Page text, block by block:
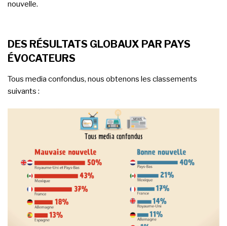
nouvelle.
DES RÉSULTATS GLOBAUX PAR PAYS
ÉVOCATEURS
Tous media confondus, nous obtenons les classements
suivants :